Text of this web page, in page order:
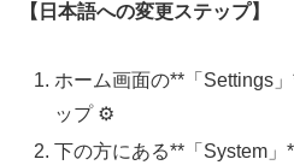
【日本語への変更ステップ】
ホーム画面の**「Settings
ップ ⚙️
下の方にある**「System」